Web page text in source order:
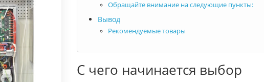
Обращайте внимание на следующие пункты:
Вывод
Рекомендуемые товары
С чего начинается выбор